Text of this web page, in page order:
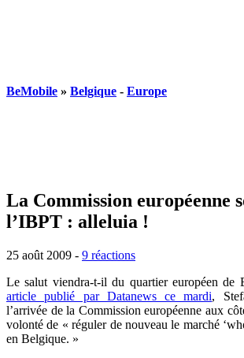
BeMobile » Belgique - Europe
La Commission européenne
l’IBPT : alleluia !
25 août 2009 - 9 réactions
Le salut viendra-t-il du quartier européen de
article publié par Datanews ce mardi,
l’arrivée de la Commission européenne aux
volonté de « réguler de nouveau le marché
en Belgique. »